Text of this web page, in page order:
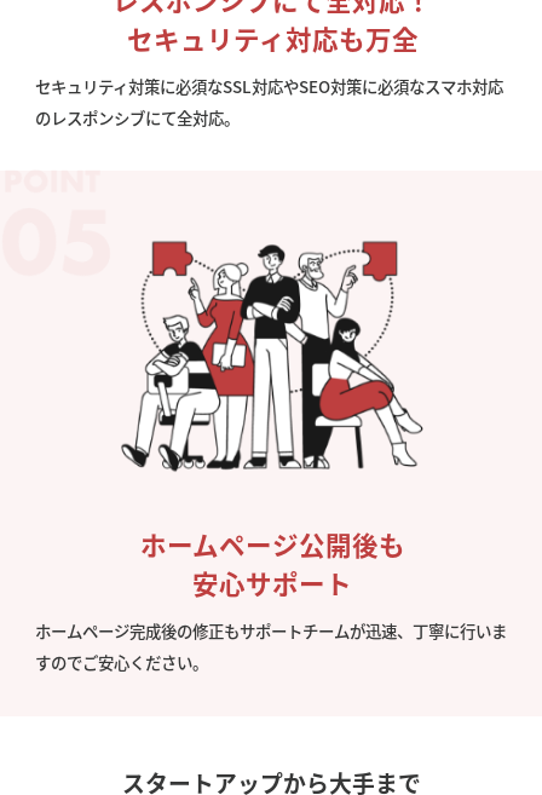
セキュリティ対応も万全
セキュリティ対策に必須なSSL対応やSEO対策に必須なスマホ対応
のレスポンシブにて全対応。
ホームページ公開後も
安心サポート
ホームページ完成後の修正もサポートチームが迅速、丁寧に行いま
すのでご安心ください。
スタートアップから大手まで